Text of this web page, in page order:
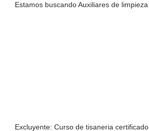
Estamos buscando Auxiliares de limpieza
Excluyente: Curso de tisaneria certificado